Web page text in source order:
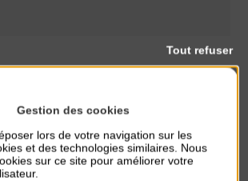
:
Gestion des cookies
lors de votre navigation sur les
et des technologies similaires. Nous
sur ce site pour améliorer votre
Tout refuser